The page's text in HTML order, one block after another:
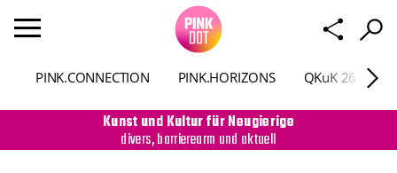
PINK.CONNECTION PINK.HORIZONS QKuK 26
Kunst und Kultur für Neugierige
divers, barrierearm und aktuell